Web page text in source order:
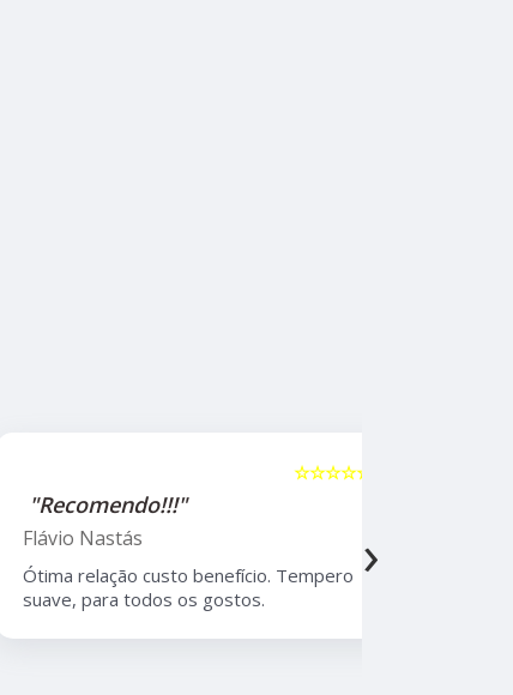
5
☆☆☆☆☆
Nastás
relação custo benefício. Tempero
para todos os gostos.
›